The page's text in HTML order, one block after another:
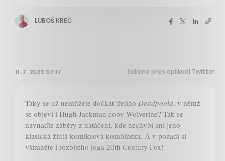
LUBOŠ KREČ
11. 7. 2023 07:17 Sdíleno přes aplikaci Twitter
Taky se už nemůžete dočkat třetího Deadpoola, v němž
se objeví i Hugh Jackman coby Wolverine? Tak se
navnaďte záběry z natáčení, kde nechybí ani jeho
klasická žlutá komiksová kombinéza. A v pozadí si
všimněte i rozbitého loga 20th Century Fox!